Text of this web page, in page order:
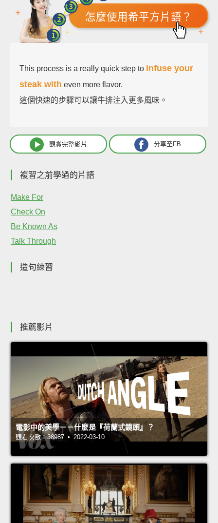
怎麼使用希平方片語？
This process is a really quick step to infuse your
steak with even more flavor.
這個快速的步驟可以讓牛排注入更多風味。
觀賞完整影片 分享至FB
複習之前學過的片語
Make For
Check On
Be Known As
Talk Through
造句練習
推薦影片
電影中的美學－－什麼是『荷蘭式鏡頭』？
觀看次數：38987 • 2022-03-10